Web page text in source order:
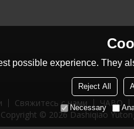
Свяжитесь с нами ЧАВО
Copyright © 2026 Dashiqiao
possible experience. They
Reject All
Necessary